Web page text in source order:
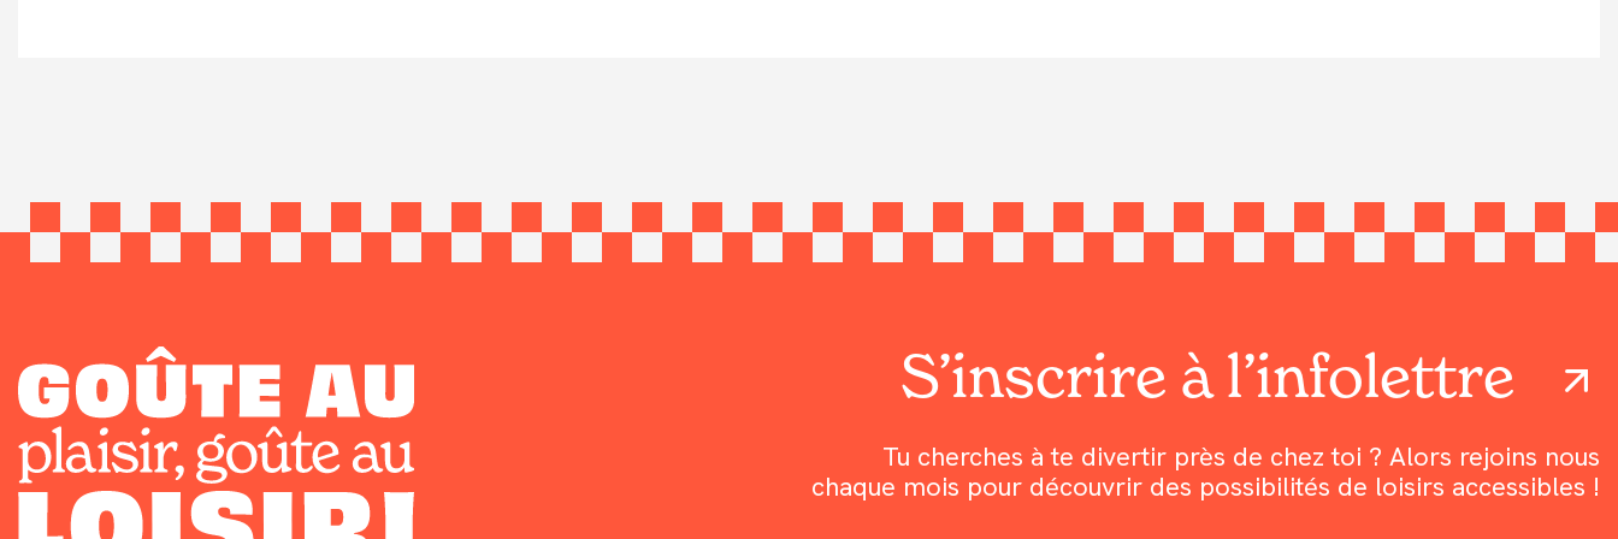
S’inscrire à l’infolettre
Tu cherches à te divertir près de chez toi ? Alors rejoins nous
chaque mois pour découvrir des possibilités de loisirs accessibles !